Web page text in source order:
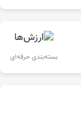
بسته‌بندی حرفه‌ای